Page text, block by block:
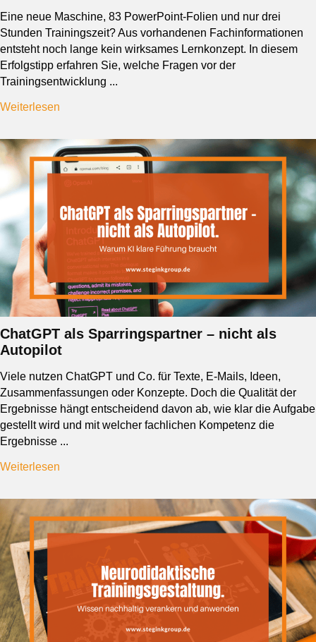
Eine neue Maschine, 83 PowerPoint-Folien und nur drei
Stunden Trainingszeit? Aus vorhandenen Fachinformationen
entsteht noch lange kein wirksames Lernkonzept. In diesem
Erfolgstipp erfahren Sie, welche Fragen vor der
Trainingsentwicklung ...
Weiterlesen
ChatGPT als Sparringspartner – nicht als
Autopilot
Viele nutzen ChatGPT und Co. für Texte, E-Mails, Ideen,
Zusammenfassungen oder Konzepte. Doch die Qualität der
Ergebnisse hängt entscheidend davon ab, wie klar die Aufgabe
gestellt wird und mit welcher fachlichen Kompetenz die
Ergebnisse ...
Weiterlesen